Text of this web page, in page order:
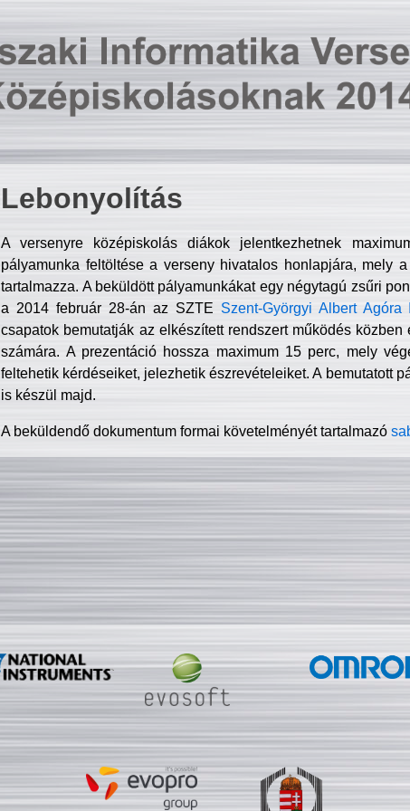
Lebonyolítás
A versenyre középiskolás diákok jelentkezhetnek
pályamunka feltöltése a verseny hivatalos honlapjára, mely
tartalmazza. A beküldött pályamunkákat egy négytagú zsűri
a 2014 február 28-án az SZTE Szent-Györgyi Albert Agóra
csapatok bemutatják az elkészített rendszert működés
számára. A prezentáció hossza maximum 15 perc, mely
feltehetik kérdéseiket, jelezhetik észrevételeiket. A bemutatott
is készül majd.
A beküldendő dokumentum formai követelményét tartalmazó